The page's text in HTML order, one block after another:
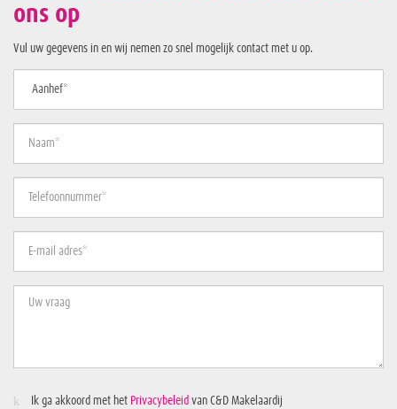
ons op
Vul uw gegevens in en wij nemen zo snel mogelijk contact met u op.
Aanhef*
Ik ga akkoord met het Privacybeleid van C&D Makelaardij